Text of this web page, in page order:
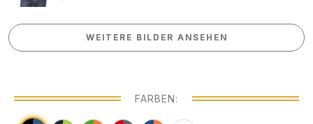
WEITERE BILDER ANSEHEN
WEITERE BILDER ANSEHEN
FARBEN: